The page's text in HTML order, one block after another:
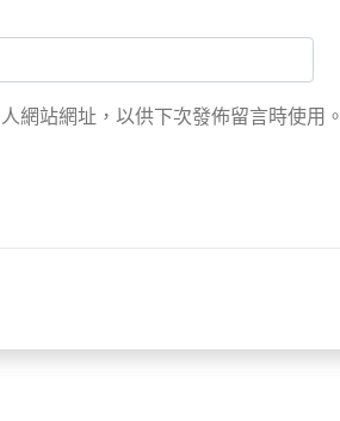
網站網址，以供下次發佈留言時使用。